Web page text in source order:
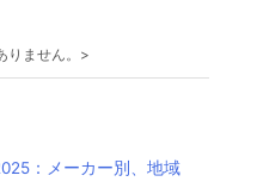
りません。>
：メーカー別、地域